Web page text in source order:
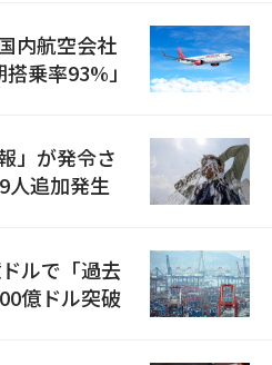
内航空会社
乗率93%」
」が発令さ
人追加発生
ルで「過去
億ドル突破